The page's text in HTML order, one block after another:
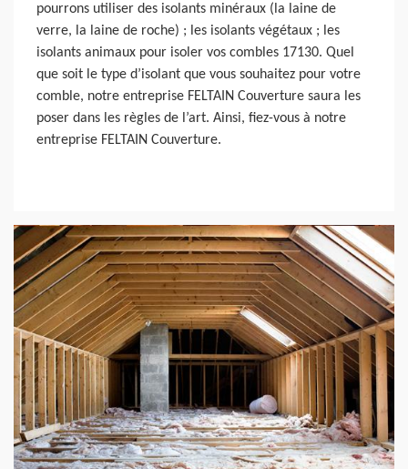
pourrons utiliser des isolants minéraux (la laine de
verre, la laine de roche) ; les isolants végétaux ; les
isolants animaux pour isoler vos combles 17130. Quel
que soit le type d’isolant que vous souhaitez pour votre
comble, notre entreprise FELTAIN Couverture saura les
poser dans les règles de l’art. Ainsi, fiez-vous à notre
entreprise FELTAIN Couverture.